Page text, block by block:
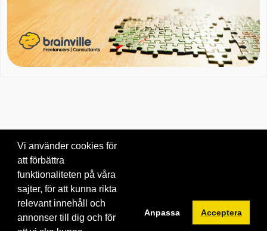
© 2026 Brainville AB. |Villkor för tjänsten
Byt språk:
Vi använder cookies för
att förbättra
funktionaliteten på våra
sajter, för att kunna rikta
relevant innehåll och
annonser till dig och för
Anpassa Acceptera